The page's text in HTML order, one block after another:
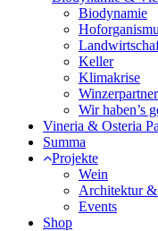
Biodynamie
Keller
Klimakrise
Wir haben’s
Vineria & Osteria
Summa
Projekte
Wein
Architektur
Events
Shop